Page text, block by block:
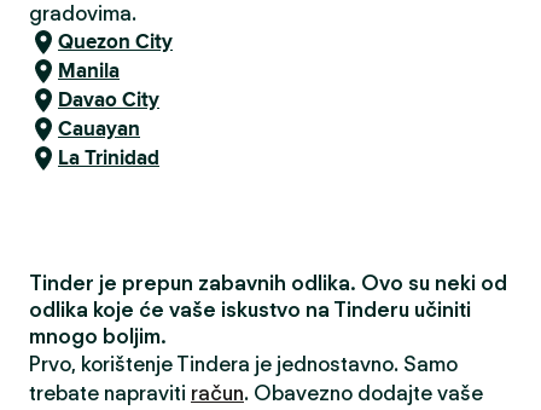
gradovima.
Quezon City
Manila
Davao City
Cauayan
La Trinidad
Tinder je prepun zabavnih odlika. Ovo su neki od
odlika koje će vaše iskustvo na Tinderu učiniti
mnogo boljim.
Prvo, korištenje Tindera je jednostavno. Samo
trebate napraviti račun. Obavezno dodajte vaše